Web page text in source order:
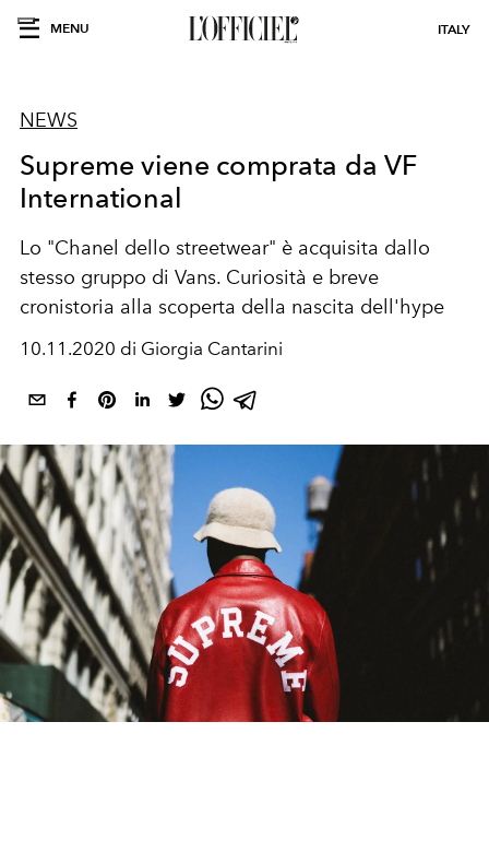
MENU ITALY
NEWS
Supreme viene comprata da VF
International
Lo "Chanel dello streetwear" è acquisita dallo
stesso gruppo di Vans. Curiosità e breve
cronistoria alla scoperta della nascita dell'hype
10.11.2020 di Giorgia Cantarini